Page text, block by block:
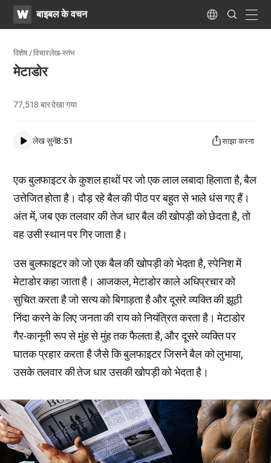
WATVबाइबल के वचन Language
Search
Submit
विशेष / विचारलेख-स्तंभ
मेटाडोर
77,518बार देखा गया
लेख सुनें8:51 साझा करना
एक बुलफाइटर के कुशल हाथों पर जो एक लाल लबादा हिलाता है, बैल
उत्तेजित होता है। दौड़ रहे बैल की पीठ पर बहुत से भाले धंस गए हैं।
अंत में, जब एक तलवार की तेज धार बैल की खोपड़ी को छेदता है, तो
वह उसी स्थान पर गिर जाता है।
उस बुलफाइटर को जो एक बैल की खोपड़ी को भेदता है, स्पेनिश में
मेटाडोर कहा जाता है। आजकल, मेटाडोर काले अधिप्रचार को
सुचित करता है जो सत्य को बिगाड़ता है और दूसरे व्यक्ति की झूठी
निंदा करने के लिए जनता की राय को नियंत्रित करता है। मेटाडोर
गैर-कानूनी रूप से मुंह से मुंह तक फैलता है, और दूसरे व्यक्ति पर
घातक प्रहार करता है जैसे कि बुलफाइटर जिसने बैल को लुभाया,
उसके तलवार की तेज धार उसकी खोपड़ी को भेदता है।